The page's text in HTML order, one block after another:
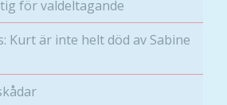
för valdeltagande
Kurt är inte helt död av Sabine
här kakorna
funktionalitet